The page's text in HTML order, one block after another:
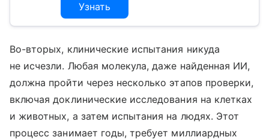
Узнать
Во-вторых, клинические испытания никуда
не исчезли. Любая молекула, даже найденная ИИ,
должна пройти через несколько этапов проверки,
включая доклинические исследования на клетках
и животных, а затем испытания на людях. Этот
процесс занимает годы, требует миллиардных